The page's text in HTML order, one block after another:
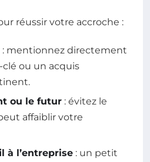
réussir votre accroche :
: mentionnez directement
ou un acquis
ou le futur : évitez le
affaiblir votre
à l’entreprise : un petit